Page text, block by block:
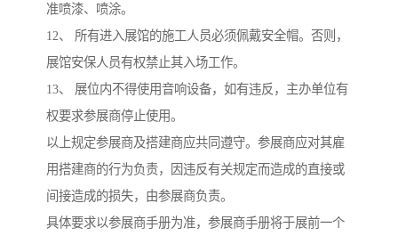
准喷漆、喷涂。
12、 所有进入展馆的施工人员必须佩戴安全帽。否则，
展馆安保人员有权禁止其入场工作。
13、 展位内不得使用音响设备，如有违反，主办单位有
权要求参展商停止使用。
以上规定参展商及搭建商应共同遵守。参展商应对其雇
用搭建商的行为负责，因违反有关规定而造成的直接或
间接造成的损失，由参展商负责。
具体要求以参展商手册为准，参展商手册将于展前一个